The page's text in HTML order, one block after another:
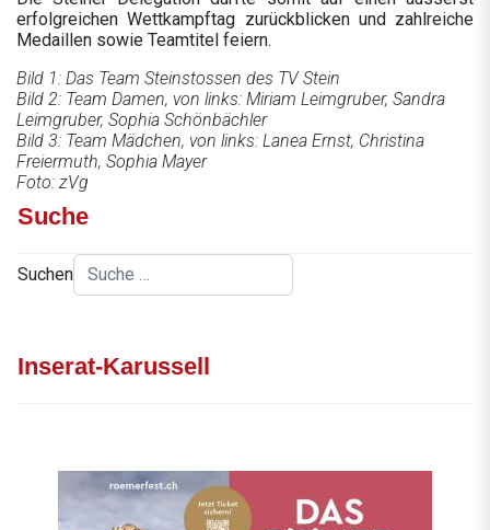
erfolgreichen Wettkampftag zurückblicken und zahlreiche
Medaillen sowie Teamtitel feiern.
Bild 1: Das Team Steinstossen des TV Stein
Bild 2: Team Damen, von links: Miriam Leimgruber, Sandra
Leimgruber, Sophia Schönbächler
Bild 3: Team Mädchen, von links: Lanea Ernst, Christina
Freiermuth, Sophia Mayer
Foto: zVg
Suche
Suchen
Inserat-Karussell